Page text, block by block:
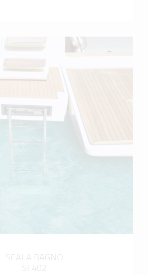
SCALA BAGNO
SI 402